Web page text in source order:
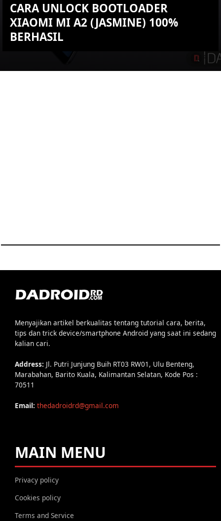
CARA UNLOCK BOOTLOADER
XIAOMI MI A2 (JASMINE) 100%
BERHASIL
Menyajikan artikel berkualitas tentang tutorial cara, berita,
tips dan trick device/smartphone Android yang saat ini sedang
kalian cari.
Address: Jl. Putri Junjung Buih RT03 RW01, Ulu Benteng,
Marabahan, Barito Kuala, Kalimantan Selatan, Kode Pos :
70511
Email: thedadroidrd@gmail.com
MAIN MENU
Privacy policy
Cookies policy
Terms and Service